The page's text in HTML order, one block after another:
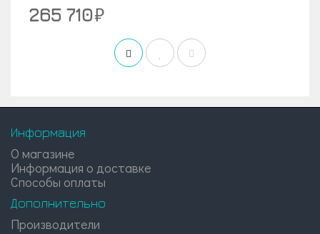
265 710
Информация
О магазине
Информация о доставке
Способы оплаты
Дополнительно
Производители